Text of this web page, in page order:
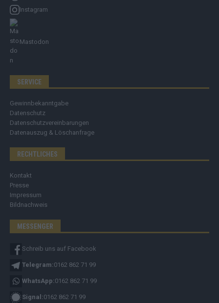
Instagram
Mastodon
SERVICE
Gewinnbekanntgabe
Datenschutz
Datenschutzvereinbarungen
Datenauszug & Löschanfrage
RECHTLICHES
Kontakt
Presse
Impressum
Bildnachweis
MESSENGER
Schreib uns auf Facebook
Telegram:0162 862 71 99
WhatsApp:0162 862 71 99
Signal:0162 862 71 99